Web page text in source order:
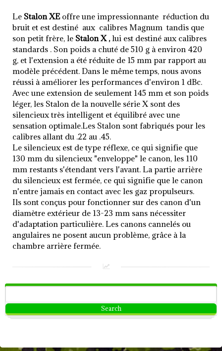
Le Stalon XEoffre une impressionnante réduction du
bruit et est destiné aux calibres Magnum tandis que
son petit frère, le Stalon X ,lui est destiné aux calibres
standards . Son poids a chuté de 510 g à environ 420
g, et l'extension a été réduite de 15 mm par rapport au
modèle précédent. Dans le même temps, nous avons
réussi à améliorer les performances d'environ 1 dBc.
Avec une extension de seulement 145 mm et son poids
léger, les Stalon de la nouvelle série X sont des
silencieux très intelligent et équilibré avec une
sensation optimale.Les Stalon sont fabriqués pour les
calibres allant du .22 au .45.
Le silencieux est de type réflexe, ce qui signifie que
130 mm du silencieux "enveloppe" le canon, les 110
mm restants s'étendant vers l'avant. La partie arrière
du silencieux est fermée, ce qui signifie que le canon
n'entre jamais en contact avec les gaz propulseurs.
Ils sont conçus pour fonctionner sur des canon d'un
diamètre extérieur de 13-23 mm sans nécessiter
d'adaptation particulière. Les canons cannelés ou
angulaires ne posent aucun problème, grâce à la
chambre arrière fermée.